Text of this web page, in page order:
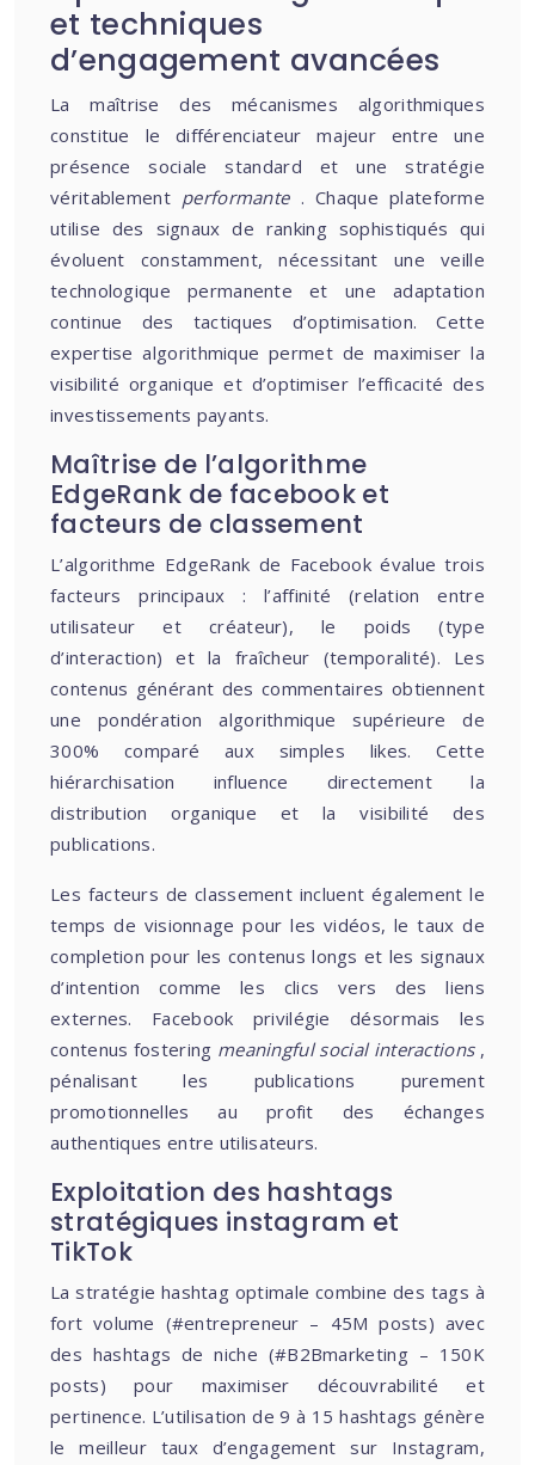
et techniques
d’engagement avancées
La maîtrise des mécanismes algorithmiques
constitue le différenciateur majeur entre une
présence sociale standard et une stratégie
véritablement performante . Chaque plateforme
utilise des signaux de ranking sophistiqués qui
évoluent constamment, nécessitant une veille
technologique permanente et une adaptation
continue des tactiques d’optimisation. Cette
expertise algorithmique permet de maximiser la
visibilité organique et d’optimiser l’efficacité des
investissements payants.
Maîtrise de l’algorithme
EdgeRank de facebook et
facteurs de classement
L’algorithme EdgeRank de Facebook évalue trois
facteurs principaux : l’affinité (relation entre
utilisateur et créateur), le poids (type
d’interaction) et la fraîcheur (temporalité). Les
contenus générant des commentaires obtiennent
une pondération algorithmique supérieure de
300% comparé aux simples likes. Cette
hiérarchisation influence directement la
distribution organique et la visibilité des
publications.
Les facteurs de classement incluent également le
temps de visionnage pour les vidéos, le taux de
completion pour les contenus longs et les signaux
d’intention comme les clics vers des liens
externes. Facebook privilégie désormais les
contenus fostering meaningful social interactions ,
pénalisant les publications purement
promotionnelles au profit des échanges
authentiques entre utilisateurs.
Exploitation des hashtags
stratégiques instagram et
TikTok
La stratégie hashtag optimale combine des tags à
fort volume (#entrepreneur – 45M posts) avec
des hashtags de niche (#B2Bmarketing – 150K
posts) pour maximiser découvrabilité et
pertinence. L’utilisation de 9 à 15 hashtags génère
le meilleur taux d’engagement sur Instagram,